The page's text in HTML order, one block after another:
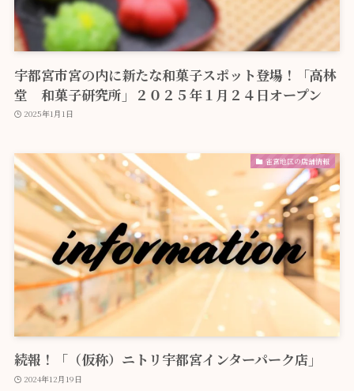
宇都宮市宮の内に新たな和菓子スポット登場！「高林
堂 和菓子研究所」２０２５年１月２４日オープン
2025年1月1日
雀宮地区の店舗情報
続報！「（仮称）ニトリ宇都宮インターパーク店」
2024年12月19日